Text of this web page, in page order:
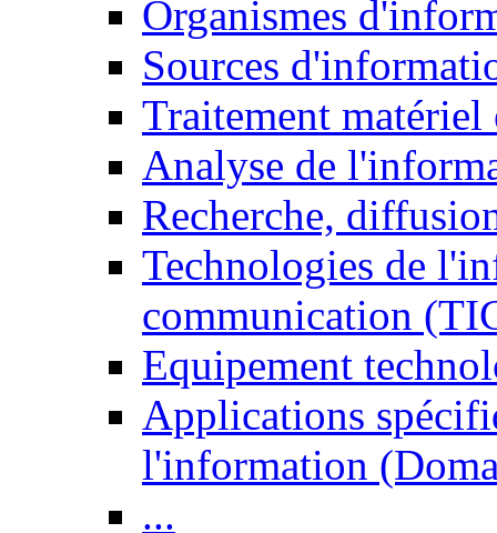
Organismes
Sources
Traitement matériel
Analyse de
Recherche,
Technologies de
communication
Equipement
Applications
l'information
...